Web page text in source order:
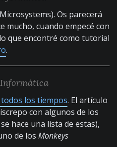
Os parecerá
mucho, cuando empecé con
que encontré como tutorial
.
Informática
los tiempos. El artículo
con algunos de los
hace una lista de estas),
de los Monkeys